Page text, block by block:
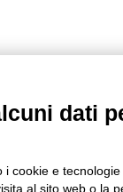
dati
cookie e
al sito web o la